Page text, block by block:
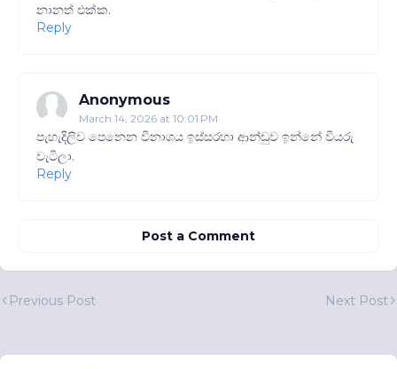
නානත් එක්ක.
Reply
Anonymous
March 14, 2026 at 10:01 PM
පැහැදිලිව පෙනෙන විනාශය ඉස්සරහා ආන්ඩුව ඉන්නේ වියරු
වැටිලා.
Reply
Post a Comment
Previous Post Next Post